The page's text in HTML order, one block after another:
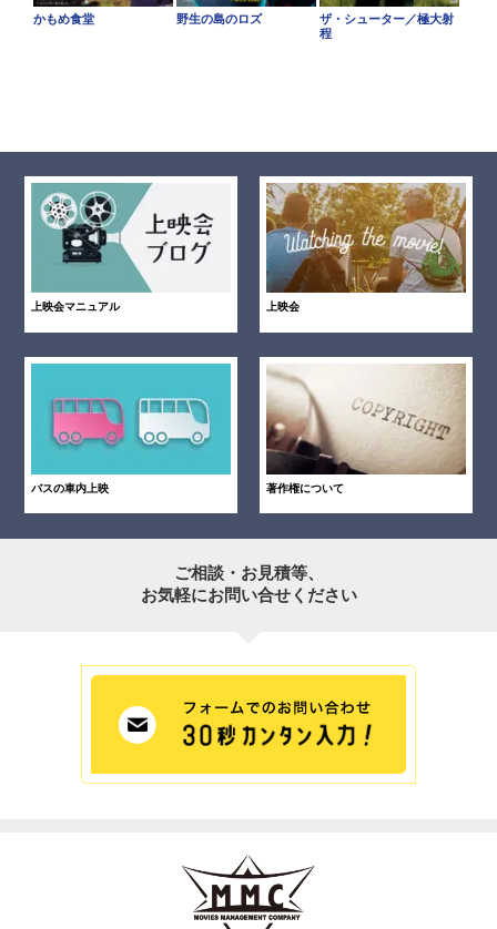
かもめ食堂 野生の島のロズ
ザ・シューター／極大射
程
上映会マニュアル 上映会
バスの車内上映 著作権について
ご相談・お見積等、
お気軽にお問い合せください